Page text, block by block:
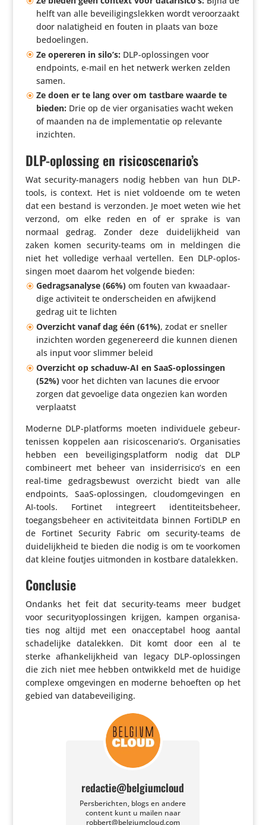
helft van alle bevei­li­gings­lekken wordt veroor­zaakt
door nala­tig­heid en fouten in plaats van boze
bedoelingen.
Ze opereren in silo’s: DLP-oplos­singen voor
endpoints, e‑mail en het netwerk werken zelden
samen.
Ze doen er te lang over om tastbare waarde te
bieden: Drie op de vier orga­ni­sa­ties wacht weken
of maanden na de imple­men­tatie op relevante
inzichten.
DLP-oplossing en risicoscenario’s
Wat security-managers nodig hebben van hun DLP-
tools, is context. Het is niet voldoende om te weten
dat een bestand is verzonden. Je moet weten wie het
verzond, om elke reden en of er sprake is van
normaal gedrag. Zonder deze duide­lijk­heid van
zaken komen security-teams om in meldingen die
niet het volledige verhaal vertellen. Een DLP-oplos­
singen moet daarom het volgende bieden:
Gedrags­ana­lyse (66%)om fouten van kwaad­aar­
dige acti­vi­teit te onder­scheiden en afwijkend
gedrag uit te lichten
Overzicht vanaf dag één (61%), zodat er sneller
inzichten worden gege­ne­reerd die kunnen dienen
als input voor slimmer beleid
Overzicht op schaduw-AI en SaaS-oplos­singen
(52%)voor het dichten van lacunes die ervoor
zorgen dat gevoelige data ongezien kan worden
verplaatst
Moderne DLP-platforms moeten indi­vi­duele gebeur­
te­nissen koppelen aan risicoscenario’s. Orga­ni­sa­ties
hebben een bevei­li­gings­plat­form nodig dat DLP
combi­neert met beheer van insiderrisico’s en een
real-time gedrags­be­wust overzicht biedt van alle
endpoints, SaaS-oplos­singen, cloudom­ge­vingen en
AI-tools. Fortinet inte­greert iden­ti­teits­be­heer,
toegangs­be­heer en acti­vi­teit­data binnen FortiDLP en
de Fortinet Security Fabric om security-teams de
duide­lijk­heid te bieden die nodig is om te voorkomen
dat kleine foutjes uitmonden in kostbare datalekken.
Conclusie
Ondanks het feit dat security-teams meer budget
voor secu­ri­ty­op­los­singen krijgen, kampen orga­ni­sa­
ties nog altijd met een onac­cep­tabel hoog aantal
scha­de­lijke data­lekken. Dit komt door een al te
sterke afhan­ke­lijk­heid van legacy DLP-oplos­singen
die zich niet mee hebben ontwik­keld met de huidige
complexe omge­vingen en moderne behoeften op het
gebied van databeveiliging.
redactie@belgiumcloud
Persberichten, blogs en andere
content kunt u mailen naar
robbert@belgiumcloud.com